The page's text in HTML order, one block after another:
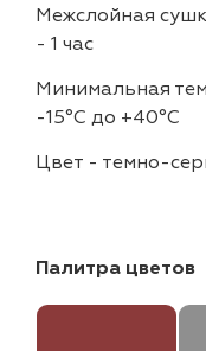
Межслойная
- 1 час
Минимальная
-15°C до +40°C
Цвет - темно-
Палитра цветов